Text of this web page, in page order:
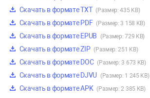
Скачать в формате TXT (Размер: 435 KB)
Скачать в формате PDF (Размер: 3 158 KB)
Скачать в формате EPUB (Размер: 729 KB)
Скачать в формате ZIP (Размер: 251 KB)
Скачать в формате DOC (Размер: 3 673 KB)
Скачать в формате DJVU (Размер: 1 245 KB)
Скачать в формате APK (Размер: 2 385 KB)